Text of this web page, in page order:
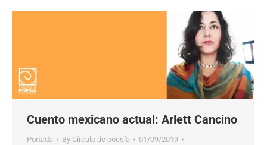
Cuento mexicano actual: Arlett Cancino
Portada By Círculo de poesía
01/09/2019